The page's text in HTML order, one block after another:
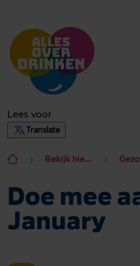
Lees voor
Translate
Bekijk hier alle onderwerpen
Doe mee
January